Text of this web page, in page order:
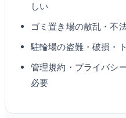
しい
ゴミ置き場の散乱・不
駐輪場の盗難・破損・
管理規約・プライバシ
必要